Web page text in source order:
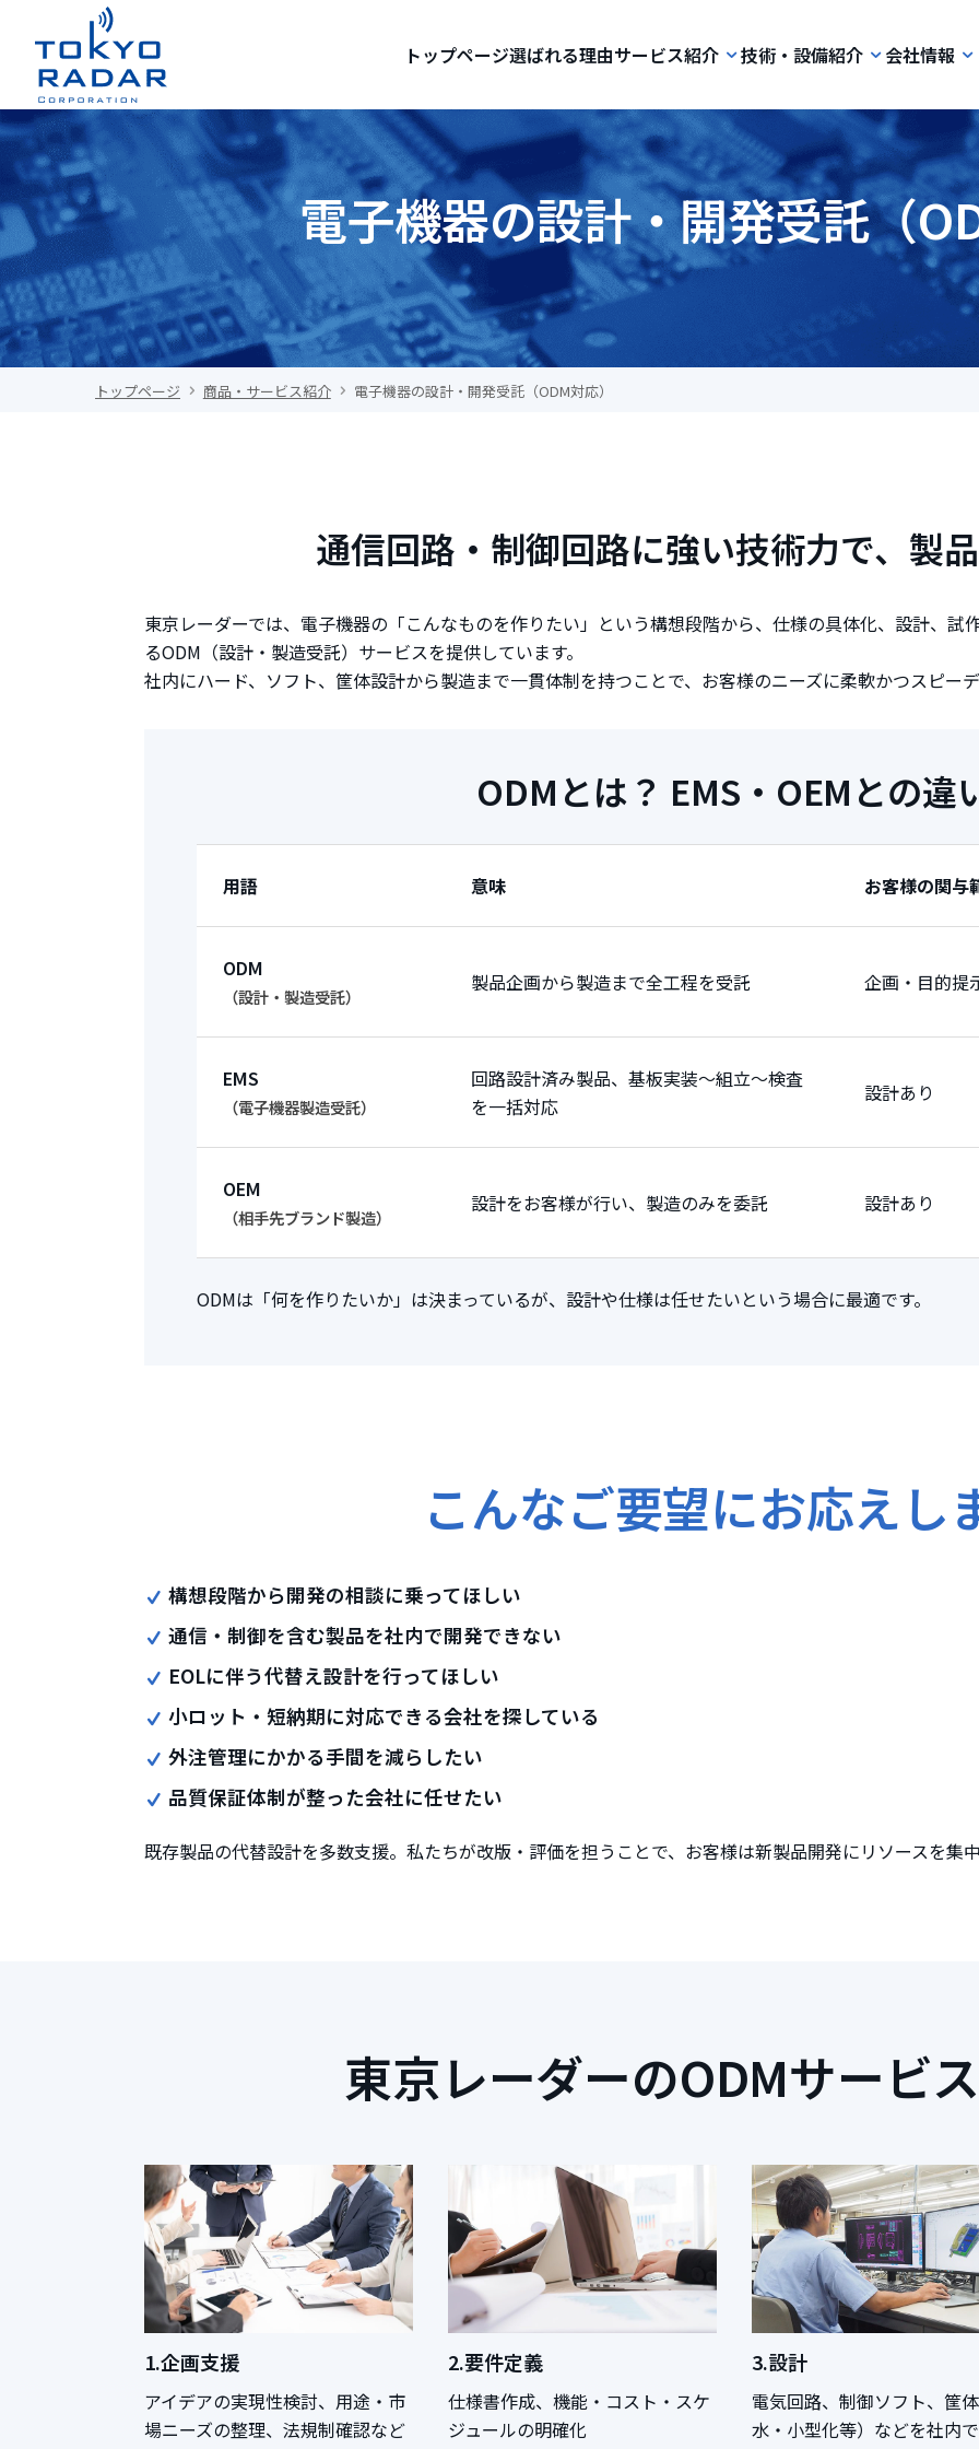
トップページ選ばれる理由サービス紹介 技術・設備紹介 会社情報
電子機器の設計・開発受託（
トップページ 商品・サービス紹介 電子機器の設計・開発受託（ODM対応）
通信回路・制御回路に強い技術力で、製
東京レーダーでは、電子機器の「こんなものを作りたい」という構想段階から、仕様の具体化、設計、試
るODM（設計・製造受託）サービスを提供しています。
社内にハード、ソフト、筐体設計から製造まで一貫体制を持つことで、お客様のニーズに柔軟かつスピーデ
ODMとは？ EMS・OEMとの違
用語 意味 お客様の関与
ODM
（設計・製造受託）
製品企画から製造まで全工程を受託 企画・目的提
EMS
（電子機器製造受託）
回路設計済み製品、基板実装～組立～検査
を一括対応
設計あり
OEM
（相手先ブランド製造）
設計をお客様が行い、製造のみを委託 設計あり
ODMは「何を作りたいか」は決まっているが、設計や仕様は任せたいという場合に最適です。
こんなご要望にお応えし
構想段階から開発の相談に乗ってほしい
通信・制御を含む製品を社内で開発できない
EOLに伴う代替え設計を行ってほしい
小ロット・短納期に対応できる会社を探している
外注管理にかかる手間を減らしたい
品質保証体制が整った会社に任せたい
既存製品の代替設計を多数支援。私たちが改版・評価を担うことで、お客様は新製品開発にリソースを集中
東京レーダーのODMサービ
1.企画支援
アイデアの実現性検討、用途・市
場ニーズの整理、法規制確認など
2.要件定義
仕様書作成、機能・コスト・スケ
ジュールの明確化
3.設計
電気回路、制御ソフト、筐
水・小型化等）などを社内